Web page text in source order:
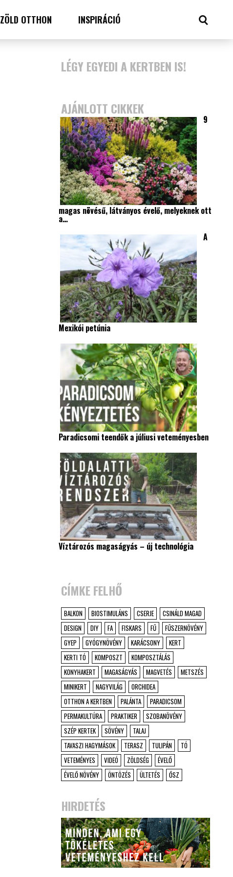
ZÖLD OTTHON INSPIRÁCIÓ
LÉGY EGYEDI A KERTBEN IS!
AJÁNLOTT CIKKEK
9
magas növésű, látványos évelő, melyeknek ott
a…
A
Mexikói petúnia
Paradicsomi teendők a júliusi veteményesben
Víztározós magaságyás – új technológia
CÍMKE FELHŐ
BALKON BIOSTIMULÁNS CSERJE
CSINÁLD MAGAD
DESIGN
DIY FA FISKARS FŰ
FŰSZERNÖVÉNY
GYEP
GYÓGYNÖVÉNY KARÁCSONY
KERT
KERTI TÓ
KOMPOSZT
KOMPOSZTÁLÁS
KONYHAKERT
MAGASÁGYÁS MAGVETÉS
METSZÉS
MINIKERT
NAGYVILÁG
ORCHIDEA
OTTHON A KERTBEN
PALÁNTA
PARADICSOM
PERMAKULTÚRA
PRAKTIKER
SZOBANÖVÉNY
SZÉP KERTEK
SÖVÉNY
TALAJ
TAVASZI HAGYMÁSOK
TERASZ TULIPÁN
TÓ
VETEMÉNYES
VIDEÓ ZÖLDSÉG
ÉVELŐ
ÉVELŐ NÖVÉNY
ÖNTÖZÉS ÜLTETÉS ŐSZ
HIRDETÉS